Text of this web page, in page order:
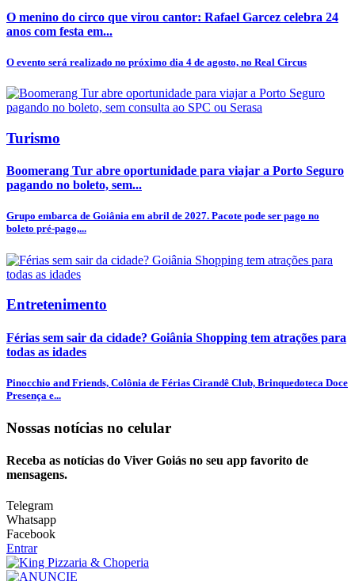
O menino do circo que virou cantor: Rafael Garcez celebra 24
anos com festa em...
O evento será realizado no próximo dia 4 de agosto, no Real Circus
Turismo
Boomerang Tur abre oportunidade para viajar a Porto Seguro
pagando no boleto, sem...
Grupo embarca de Goiânia em abril de 2027. Pacote pode ser pago no
boleto pré-pago,...
Entretenimento
Férias sem sair da cidade? Goiânia Shopping tem atrações para
todas as idades
Pinocchio and Friends, Colônia de Férias Cirandê Club, Brinquedoteca Doce
Presença e...
Nossas notícias no celular
Receba as notícias do Viver Goiás no seu app favorito de
mensagens.
Telegram
Whatsapp
Facebook
Entrar